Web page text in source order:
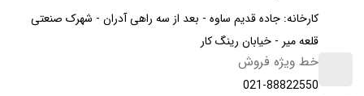
کارخانه: جاده قدیم ساوه - بعد از سه راهی آدران - شهرک صنعتی
قلعه میر - خیابان رینگ کار
خط ویژه فروش
021-88822550